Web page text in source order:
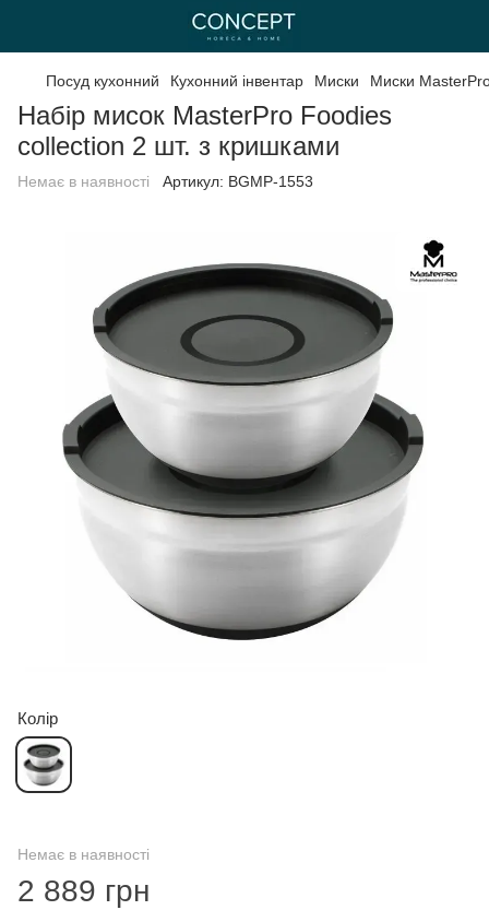
Посуд кухонний Кухонний інвентар Миски Миски
Набір мисок MasterPro Foodies
collection 2 шт. з кришками
Немає в наявності Артикул: BGMP-1553
Колір
Немає в наявності
2 889 грн